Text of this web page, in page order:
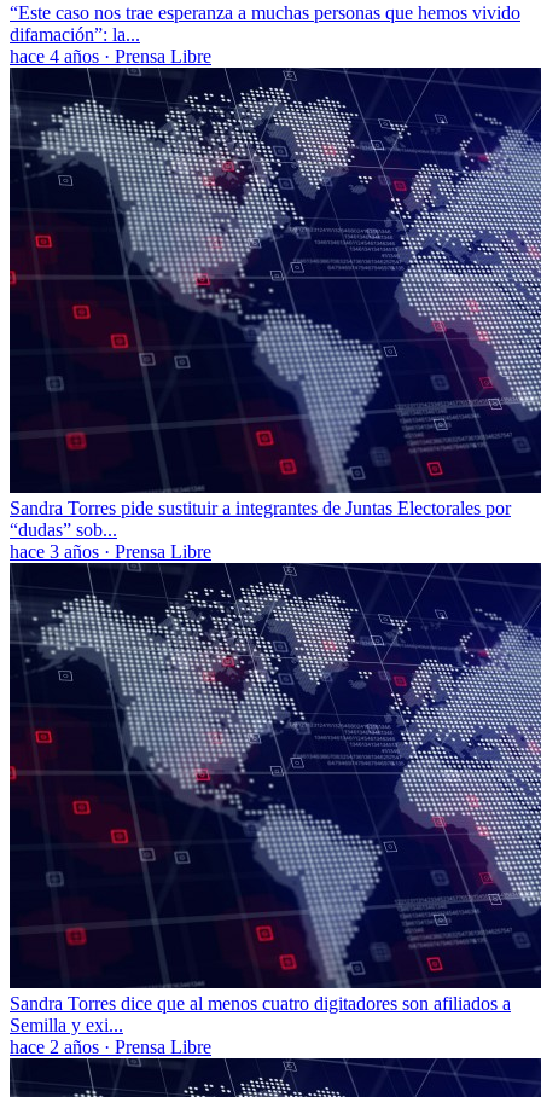
“Este caso nos trae esperanza a muchas personas que hemos vivido
difamación”: la...
hace 4 años · Prensa Libre
Sandra Torres pide sustituir a integrantes de Juntas Electorales por
“dudas” sob...
hace 3 años · Prensa Libre
Sandra Torres dice que al menos cuatro digitadores son afiliados a
Semilla y exi...
hace 2 años · Prensa Libre